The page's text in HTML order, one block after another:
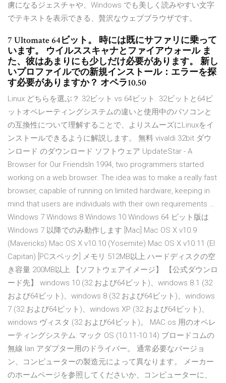
虜になるジェスチャや、Windows でも美しく読みやすい文字
でテキストを表示できる、贅沢なウェブブラウザです。
7 Ultomate 64ビット。 時には既にサファリに乗って
います。 ウイルススキャナとファイアウォール ま
た、彼はあまりにも少しだけ必要があります。 新し
いプロファイルでの新規インストール：エラーを探
す必要がありますか？ オペラ10.50
Linux どちらを選ぶ？ 32ビット vs 64ビット. 32ビットと64ビ
ットオペレーティングシステムの違いと使用中のパソコンと
の互換性について理解することで、よりスムーズにLinuxをイ
ンストールできるように解説します。 無料 vivaldi 32bit ダウ
ンロード のダウンロード ソフトウェア UpdateStar - A
Browser for Our FriendsIn 1994, two programmers started
working on a web browser. The idea was to make a really fast
browser, capable of running on limited hardware, keeping in
mind that users are individuals with their own requirements …
Windows 7 Windows 8 Windows 10 Windows 64 ビット版は
Windows 7 以降でのみ動作します [Mac] Mac OS X v10.9
(Mavericks) Mac OS X v10.10 (Yosemite) Mac OS X v10.11 (El
Capitan) [PCスペック] メモリ 512MB以上 ハードディスクの空
き容量 200MB以上 【ソフトウェアイメージ】 【公式ダウンロ
ード先】 windows 10 (32 および64ビット)、windows 8.1 (32
および64ビット)、windows 8 (32 および64ビット)、windows
7 (32 および64ビット)、windows XP (32 および64ビット)、
windows ヴィスタ (32 および64ビット)。 MAC os 用のオペレ
ーティングシステム: マック OS (10.11-10.14) ブロードコムの
無線 lan アダプター用のドライバー。 通常必要なバージョ
ン、コンピューターの製造元によって異なります。 メーカー
のホームページを参照してくださいか、コンピューターに、